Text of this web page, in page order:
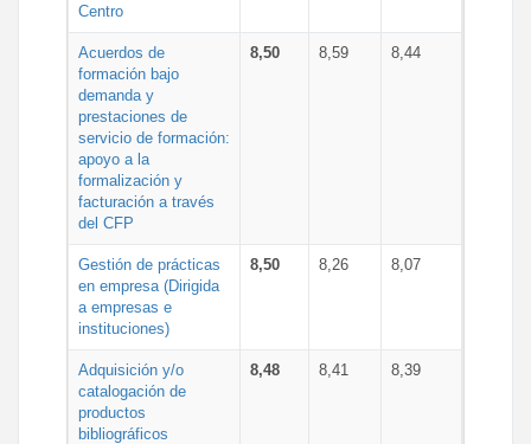
Centro
Acuerdos de
formación bajo
demanda y
prestaciones de
servicio de formación:
apoyo a la
formalización y
facturación a través
del CFP
8,50 8,59 8,44
Gestión de prácticas
en empresa (Dirigida
a empresas e
instituciones)
8,50 8,26 8,07
Adquisición y/o
catalogación de
productos
bibliográficos
8,48 8,41 8,39